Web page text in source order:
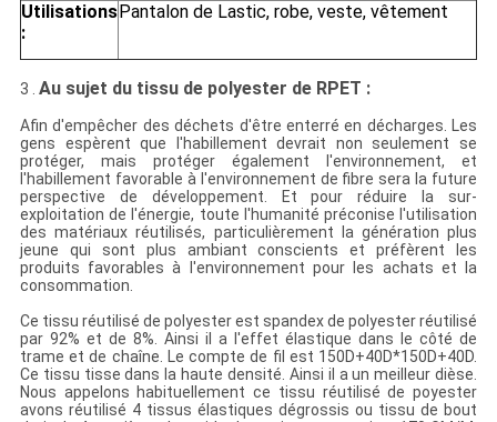
Utilisations
:
Pantalon de Lastic, robe, veste, vêtement
3 . Au sujet du tissu de polyester de RPET :
Afin d'empêcher des déchets d'être enterré en décharges. Les
gens espèrent que l'habillement devrait non seulement se
protéger, mais protéger également l'environnement, et
l'habillement favorable à l'environnement de fibre sera la future
perspective de développement. Et pour réduire la sur-
exploitation de l'énergie, toute l'humanité préconise l'utilisation
des matériaux réutilisés, particulièrement la génération plus
jeune qui sont plus ambiant conscients et préfèrent les
produits favorables à l'environnement pour les achats et la
consommation.
Ce tissu réutilisé de polyester est spandex de polyester réutilisé
par 92% et de 8%. Ainsi il a l'effet élastique dans le côté de
trame et de chaîne. Le compte de fil est 150D+40D*150D+40D.
Ce tissu tisse dans la haute densité. Ainsi il a un meilleur dièse.
Nous appelons habituellement ce tissu réutilisé de poyester
avons réutilisé 4 tissus élastiques dégrossis ou tissu de bout